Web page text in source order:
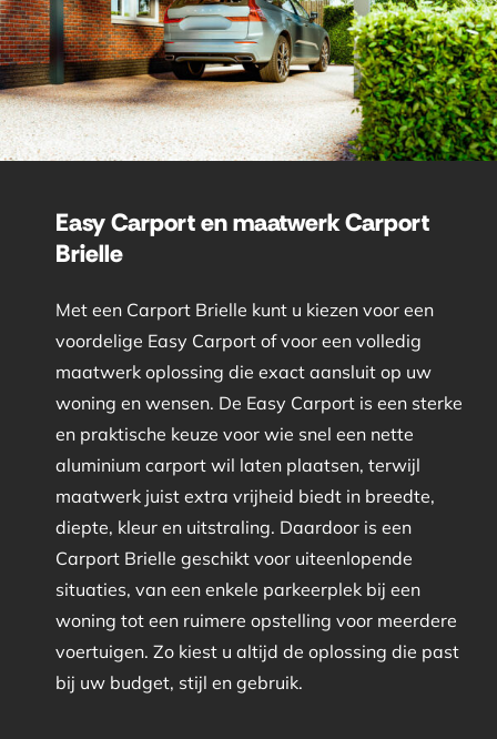
Easy Carport en maatwerk Carport
Brielle
Met een Carport Brielle kunt u kiezen voor een
voordelige Easy Carport of voor een volledig
maatwerk oplossing die exact aansluit op uw
woning en wensen. De Easy Carport is een sterke
en praktische keuze voor wie snel een nette
aluminium carport wil laten plaatsen, terwijl
maatwerk juist extra vrijheid biedt in breedte,
diepte, kleur en uitstraling. Daardoor is een
Carport Brielle geschikt voor uiteenlopende
situaties, van een enkele parkeerplek bij een
woning tot een ruimere opstelling voor meerdere
voertuigen. Zo kiest u altijd de oplossing die past
bij uw budget, stijl en gebruik.